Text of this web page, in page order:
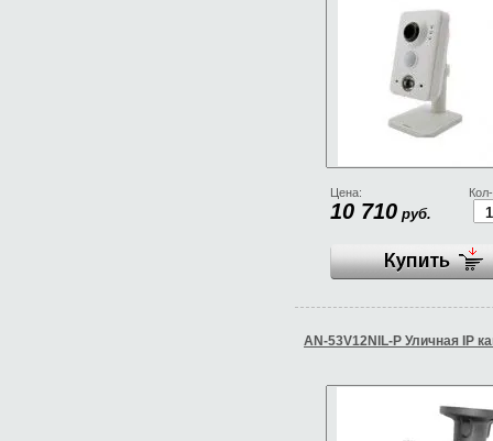
Цена:
10 710 руб.
AN-53V12NIL-P Уличная IP